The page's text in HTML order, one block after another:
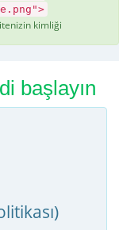
kimliği
başlayın